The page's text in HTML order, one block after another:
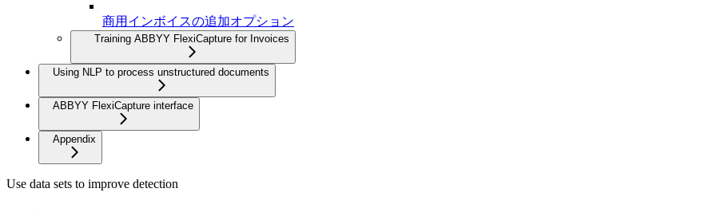
商用インボイスの追加オプション
Training ABBYY FlexiCapture for Invoices
Using NLP to process unstructured documents
ABBYY FlexiCapture interface
Appendix
Use data sets to improve detection